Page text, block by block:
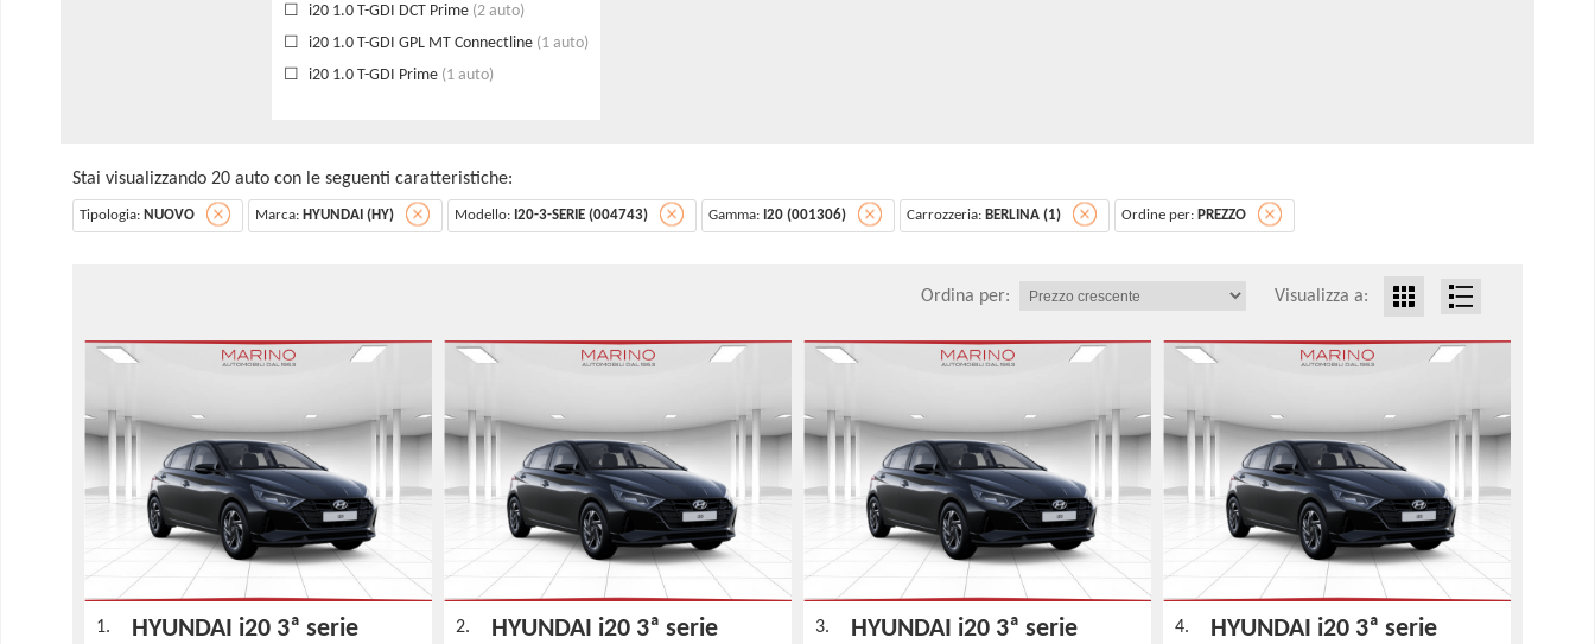
i20 1.0 T-GDI DCT Prime (2 auto)
i20 1.0 T-GDI GPL MT Connectline (1 auto)
i20 1.0 T-GDI Prime (1 auto)
Stai visualizzando 20 auto con le seguenti caratteristiche:
Tipologia: NUOVO Marca: HYUNDAI (HY) Modello: I20-3-SERIE (004743) Gamma: I20 (001306) Carrozzeria: BERLINA (1) Ordine per: PREZZO
Ordina per: Visualizza a:
1. HYUNDAI i20 3ª serie 2. HYUNDAI i20 3ª serie 3. HYUNDAI i20 3ª serie 4. HYUNDAI i20 3ª serie